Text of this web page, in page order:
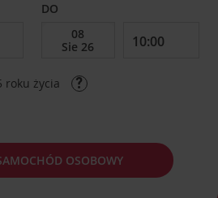
DO
roku życia
OSOBOWY